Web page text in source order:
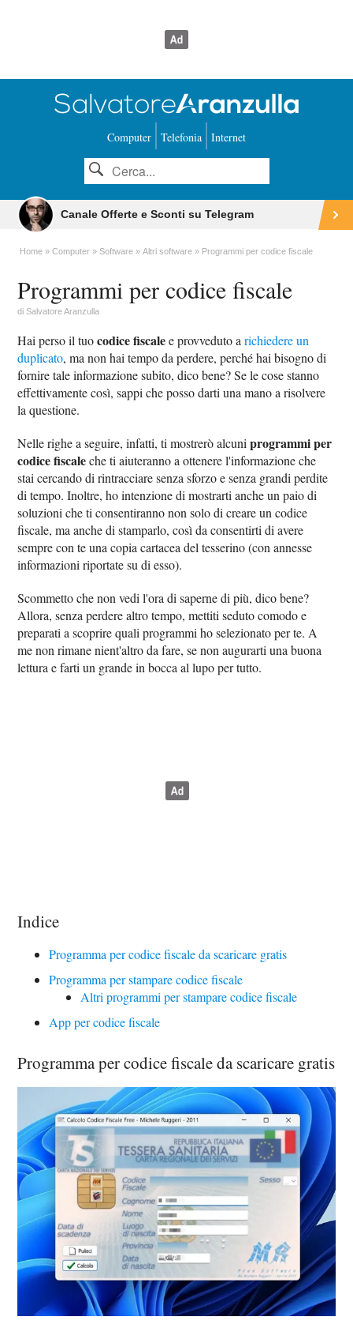
Computer Telefonia Internet
Canale Offerte e Sconti su Telegram
Home Computer Software Altri software Programmi per codice fiscale
Programmi per codice fiscale
diSalvatore Aranzulla
Hai perso il tuocodice fiscalee provveduto arichiedere un
duplicato, ma non hai tempo da perdere, perché hai bisogno di
fornire tale informazione subito, dico bene? Se le cose stanno
effettivamente così, sappi che posso darti una mano a risolvere
la questione.
Nelle righe a seguire, infatti, ti mostrerò alcuniprogrammi per
codice fiscaleche ti aiuteranno a ottenere l'informazione che
stai cercando di rintracciare senza sforzo e senza grandi perdite
di tempo. Inoltre, ho intenzione di mostrarti anche un paio di
soluzioni che ti consentiranno non solo di creare un codice
fiscale, ma anche di stamparlo, così da consentirti di avere
sempre con te una copia cartacea del tesserino (con annesse
informazioni riportate su di esso).
Scommetto che non vedi l'ora di saperne di più, dico bene?
Allora, senza perdere altro tempo, mettiti seduto comodo e
preparati a scoprire quali programmi ho selezionato per te. A
me non rimane nient'altro da fare, se non augurarti una buona
lettura e farti un grande in bocca al lupo per tutto.
Indice
Programma per codice fiscale da scaricare gratis
Programma per stampare codice fiscale
Altri programmi per stampare codice fiscale
App per codice fiscale
Programma per codice fiscale da scaricare gratis